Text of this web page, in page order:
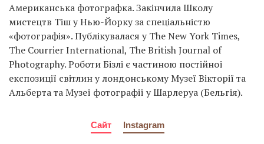
Американська фотографка. Закінчила Школу
мистецтв Тіш у Нью-Йорку за спеціальністю
«фотографія». Публікувалася у The New York Times,
The Courrier International, The British Journal of
Photography. Роботи Бізлі є частиною постійної
експозиції світлин у лондонському Музеї Вікторії та
Альберта та Музеї фотографії у Шарлеруа (Бельгія).
Сайт Instagram